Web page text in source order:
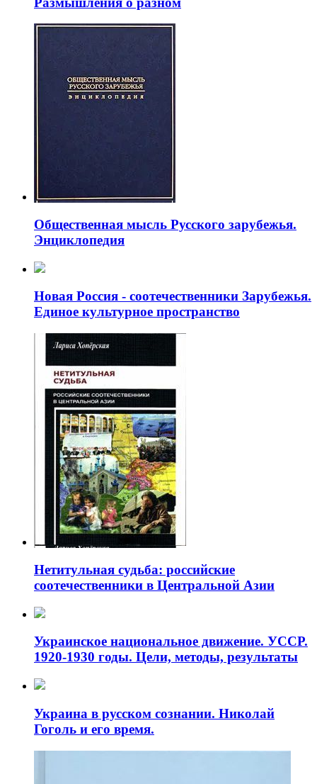
Общественная мысль Русского зарубежья.
Энциклопедия
Новая Россия - соотечественники Зарубежья.
Единое культурное пространство
Нетитульная судьба: российские
соотечественники в Центральной Азии
Украинское национальное движение. УССР.
1920-1930 годы. Цели, методы, результаты
Украина в русском сознании. Николай
Гоголь и его время.